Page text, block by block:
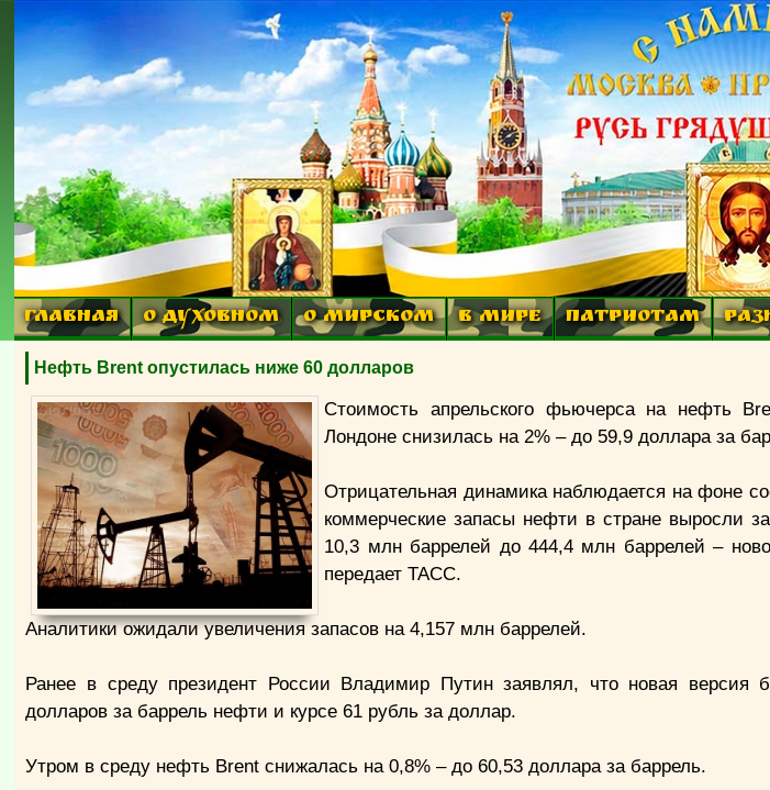
ГЛАВНАЯ О ДУХОВНОМ О МИРСКОМ В МИРЕ ПАТРИОТАМ
Нефть Brent опустилась ниже 60 долларов
Стоимость апрельского фьючерса на нефть
Лондоне снизилась на 2% – до 59,9 доллара за
Отрицательная динамика наблюдается на фоне
коммерческие запасы нефти в стране выросли
10,3 млн баррелей до 444,4 млн баррелей –
передает ТАСС.
Аналитики ожидали увеличения запасов на 4,157 млн баррелей.
Ранее в среду президент России Владимир Путин заявлял, что новая версия
долларов за баррель нефти и курсе 61 рубль за доллар.
Утром в среду нефть Brent снижалась на 0,8% – до 60,53 доллара за баррель.